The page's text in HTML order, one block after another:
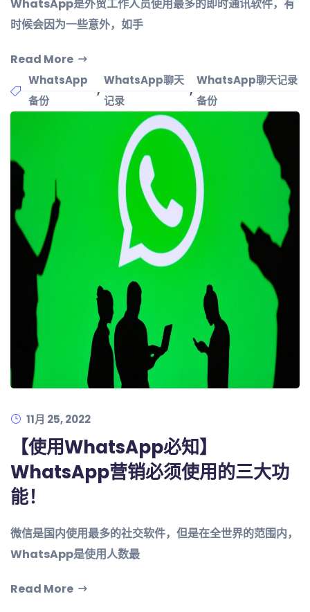
WhatsApp是外贸工作人员使用最多的即时通讯软件，有
时候会因为一些意外，如手
Read More
WhatsApp
备份
,
WhatsApp聊天
记录
,
WhatsApp聊天记录
备份
11月 25, 2022
【使用WhatsApp必知】
WhatsApp营销必须使用的三大功
能！
微信是国内使用最多的社交软件，但是在全世界的范围内，
WhatsApp是使用人数最
Read More